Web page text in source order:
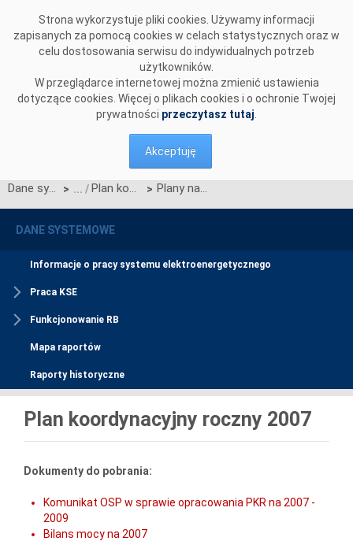
Strona wykorzystuje pliki cookies. Używamy informacji
zapisanych za pomocą cookies w celach statystycznych oraz w
celu dostosowania serwisu do indywidualnych potrzeb
użytkowników.
W przeglądarce internetowej można zmienić ustawienia
dotyczące cookies. Więcej o plikach cookies i o ochronie Twojej
prywatności przeczytasz tutaj
Akceptuję
Dane systemowe > Plan koordynacyjny roczny (PKR) > Plany na rok 2007
DANE SYSTEMOWE
Informacje o pracy systemu elektroenergetycznego
Praca KSE
Funkcjonowanie RB
Mapa raportów
Raporty historyczne
Plan koordynacyjny roczny 2007
Dokumenty do pobrania:
Komunikat OSP w sprawie opracowania PKR na 2007 -
2009
Bilans mocy na 2007